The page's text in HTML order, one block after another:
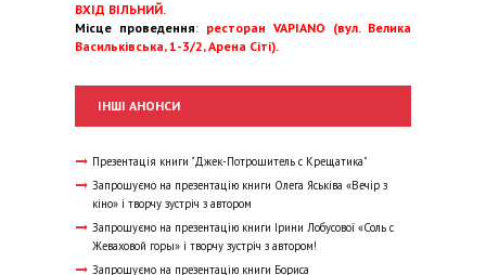
ВХІД ВІЛЬНИЙ.
Місце проведення: ресторан VAPIANO (вул. Велика
Васильківська, 1-3/2, Арена Сіті).
ІНШІ АНОНСИ
Презентація книги "Джек-Потрошитель с Крещатика"
Запрошуємо на презентацію книги Олега Яськіва «Вечір з
кіно» і творчу зустріч з автором
Запрошуємо на презентацію книги Ірини Лобусової «Соль с
Жеваховой горы» і творчу зустріч з автором!
Запрошуємо на презентацію книги Бориса